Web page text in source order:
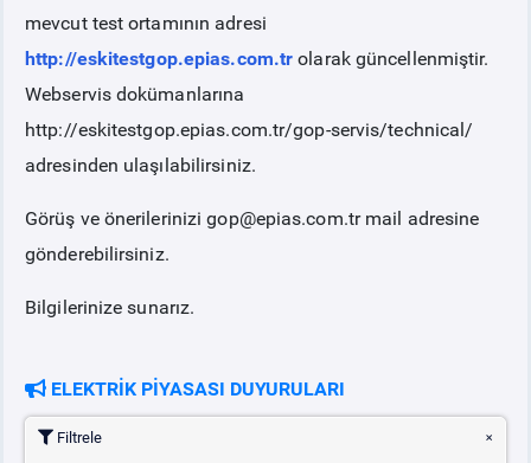
PİYASAKAYITSÜRECİ
SERBEST TÜKETİCİ
TEMİNAT
BÜLTENLER
DUYURULAR
mevcut test ortamının adresi
http://eskitestgop.epias.com.tr olarak güncellenmiştir.
Webservis dokümanlarına
http://eskitestgop.epias.com.tr/gop-servis/technical/
adresinden ulaşılabilirsiniz.
Görüş ve önerilerinizi gop@epias.com.tr mail adresine
gönderebilirsiniz.
Bilgilerinize sunarız.
ELEKTRİK PİYASASI DUYURULARI
Filtrele